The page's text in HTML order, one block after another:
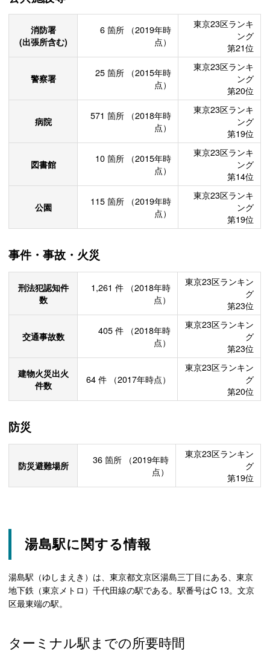
消防署
(出張所含む)
6 箇所
（2019年時
点）
東京23区ランキ
ング
第21位
警察署 25 箇所
（2015年時
点）
東京23区ランキ
ング
第20位
病院 571 箇所
（2018年時
点）
東京23区ランキ
ング
第19位
図書館 10 箇所
（2015年時
点）
東京23区ランキ
ング
第14位
公園 115 箇所
（2019年時
点）
東京23区ランキ
ング
第19位
事件・事故・火災
刑法犯認知件
数
1,261 件
（2018年時
点）
東京23区ランキン
グ
第23位
交通事故数 405 件
（2018年時
点）
東京23区ランキン
グ
第23位
建物火災出火
件数
64 件 （2017年時点）
東京23区ランキン
グ
第20位
防災
防災避難場所 36 箇所
（2019年時
点）
東京23区ランキン
グ
第19位
湯島駅に関する情報
湯島駅（ゆしまえき）は、東京都文京区湯島三丁目にある、東京
地下鉄（東京メトロ）千代田線の駅である。駅番号はC 13。文京
区最東端の駅。
ターミナル駅までの所要時間